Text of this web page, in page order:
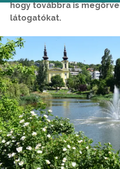
hogy továbbra is
látogatókat.